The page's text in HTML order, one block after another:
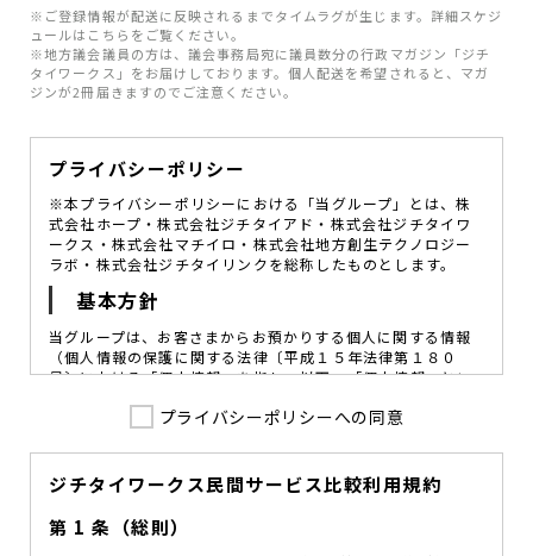
※ご登録情報が配送に反映されるまでタイムラグが生じます。詳細スケジ
ュールはこちらをご覧ください。
※地方議会議員の方は、議会事務局宛に議員数分の行政マガジン「ジチ
タイワークス」をお届けしております。個人配送を希望されると、マガ
ジンが2冊届きますのでご注意ください。
プライバシーポリシー
※本プライバシーポリシーにおける「当グループ」とは、株
式会社ホープ・株式会社ジチタイアド・株式会社ジチタイワ
ークス・株式会社マチイロ・株式会社地方創生テクノロジー
ラボ・株式会社ジチタイリンクを総称したものとします。
基本方針
当グループは、お客さまからお預かりする個人に関する情報
（個人情報の保護に関する法律〔平成１５年法律第１８０
号〕における「個人情報」を指し、以下、「個人情報」とい
図ることが、重要な社会的責務であると考えております。
を定め、役員及び従業員に個人情報保護の重要性の認識と取
組みを徹底させることによって、個人情報の適切な取り扱い
に努めてまいります。
プライバシーポリシーへの同意
ジチタイワークス民間サービス比較利用規約
第 1 条（総則）